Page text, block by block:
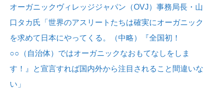
オーガニックヴィレッジジャパン（OVJ）事務局長・山
口タカ氏「世界のアスリートたちは確実にオーガニック
を求めて日本にやってくる。（中略）『全国初！
○○（自治体）ではオーガニックなおもてなしをしま
す！』と宣言すれば国内外から注目されること間違いな
い」